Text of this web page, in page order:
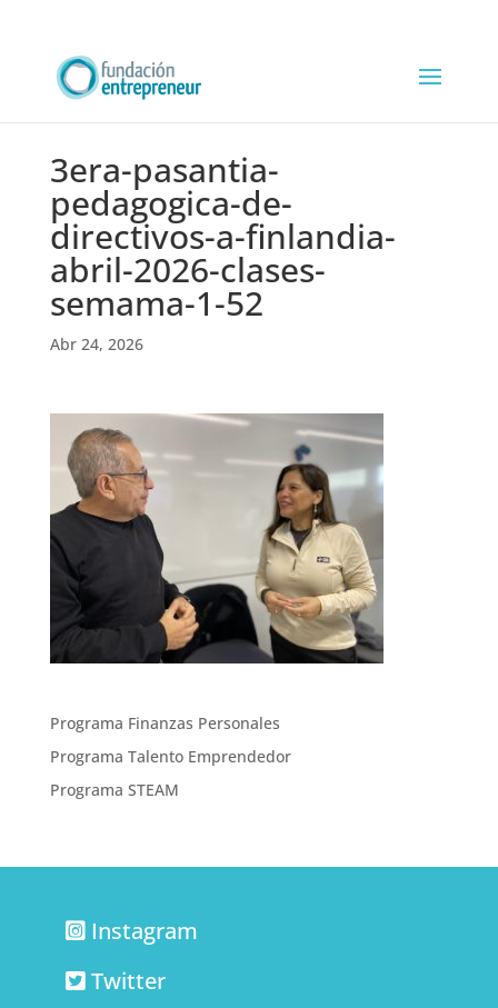
3era-pasantia-
pedagogica-de-
directivos-a-finlandia-
abril-2026-clases-
semama-1-52
Abr 24, 2026
Programa Finanzas Personales
Programa Talento Emprendedor
Programa STEAM
Instagram
Twitter